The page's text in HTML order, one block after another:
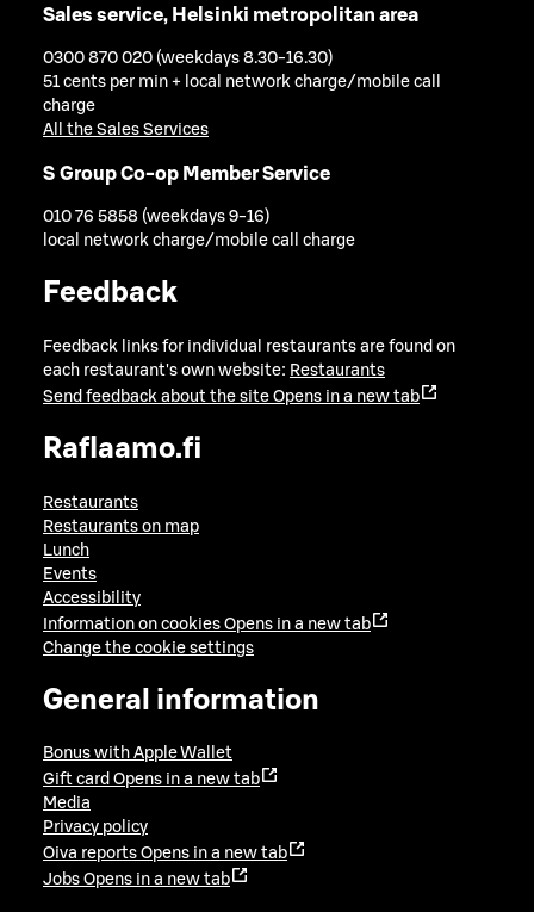
Sales service, Helsinki metropolitan area
0300 870 020 (weekdays 8.30-16.30)
51 cents per min + local network charge/mobile call
charge
All the Sales Services
S Group Co-op Member Service
010 76 5858 (weekdays 9-16)
local network charge/mobile call charge
Feedback
Feedback links for individual restaurants are found on
each restaurant's own website: Restaurants
Send feedback about the site Opens in a new tab
Raflaamo.fi
Restaurants
Restaurants on map
Lunch
Events
Accessibility
Information on cookies Opens in a new tab
Change the cookie settings
General information
Bonus with Apple Wallet
Gift card Opens in a new tab
Media
Privacy policy
Oiva reports Opens in a new tab
Jobs Opens in a new tab